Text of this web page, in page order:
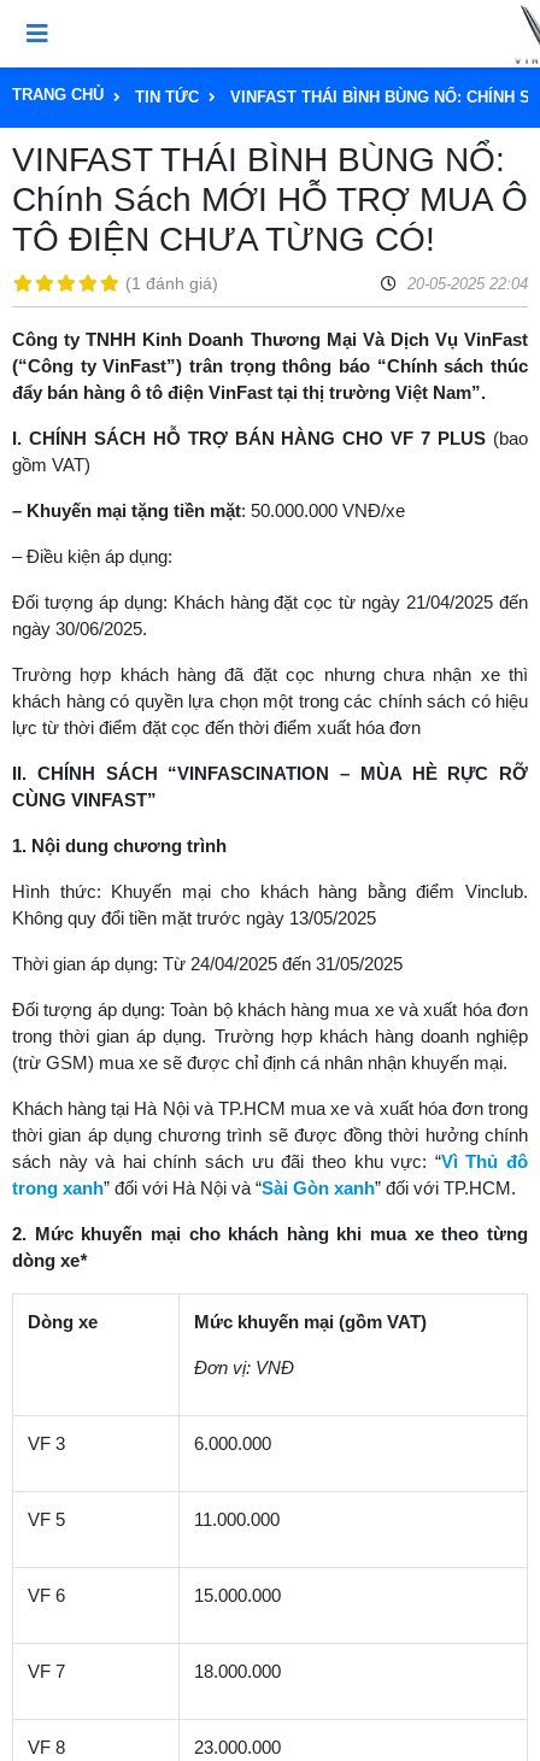
TRANG CHỦ TIN TỨC VINFAST THÁI BÌNH BÙNG NỔ: CHÍNH
VINFAST THÁI BÌNH BÙNG NỔ:
Chính Sách MỚI HỖ TRỢ MUA Ô
TÔ ĐIỆN CHƯA TỪNG CÓ!
(1 đánh giá) 20-05-2025 22:04
Công ty TNHH Kinh Doanh Thương Mại Và Dịch Vụ VinFast
(“Công ty VinFast”) trân trọng thông báo “Chính sách thúc
đẩy bán hàng ô tô điện VinFast tại thị trường Việt Nam”.
I. CHÍNH SÁCH HỖ TRỢ BÁN HÀNG CHO VF 7 PLUS (bao
gồm VAT)
– Khuyến mại tặng tiền mặt: 50.000.000 VNĐ/xe
– Điều kiện áp dụng:
Đối tượng áp dụng: Khách hàng đặt cọc từ ngày 21/04/2025 đến
ngày 30/06/2025.
Trường hợp khách hàng đã đặt cọc nhưng chưa nhận xe thì
khách hàng có quyền lựa chọn một trong các chính sách có hiệu
lực từ thời điểm đặt cọc đến thời điểm xuất hóa đơn
II. CHÍNH SÁCH “VINFASCINATION – MÙA HÈ RỰC RỠ
CÙNG VINFAST”
1. Nội dung chương trình
Hình thức: Khuyến mại cho khách hàng bằng điểm Vinclub.
Không quy đổi tiền mặt trước ngày 13/05/2025
Thời gian áp dụng: Từ 24/04/2025 đến 31/05/2025
Đối tượng áp dụng: Toàn bộ khách hàng mua xe và xuất hóa đơn
trong thời gian áp dụng. Trường hợp khách hàng doanh nghiệp
(trừ GSM) mua xe sẽ được chỉ định cá nhân nhận khuyến mại.
Khách hàng tại Hà Nội và TP.HCM mua xe và xuất hóa đơn trong
thời gian áp dụng chương trình sẽ được đồng thời hưởng chính
sách này và hai chính sách ưu đãi theo khu vực: “Vì Thủ đô
trong xanh” đối với Hà Nội và “Sài Gòn xanh” đối với TP.HCM.
2. Mức khuyến mại cho khách hàng khi mua xe theo từng
dòng xe*
Dòng xe Mức khuyến mại (gồm VAT)
Đơn vị: VNĐ
VF 3 6.000.000
VF 5 11.000.000
VF 6 15.000.000
VF 7 18.000.000
VF 8 23.000.000